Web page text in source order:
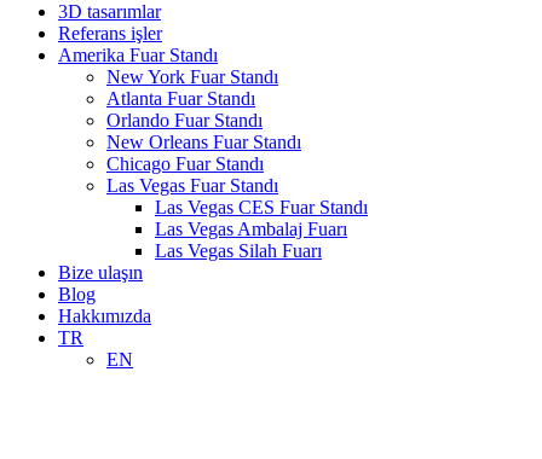
3D tasarımlar
Referans işler
Amerika Fuar Standı
New York Fuar Standı
Atlanta Fuar Standı
Orlando Fuar Standı
New Orleans Fuar Standı
Chicago Fuar Standı
Las Vegas Fuar Standı
Las Vegas CES Fuar Standı
Las Vegas Ambalaj Fuarı
Las Vegas Silah Fuarı
Bize ulaşın
Blog
Hakkımızda
TR
EN